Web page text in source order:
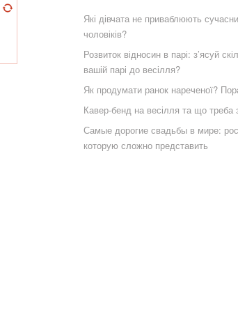
Які дівчата не приваблюють
чоловіків?
Розвиток відносин в парі: з’ясуй
вашій парі до весілля?
Як продумати ранок нареченої?
Кавер-бенд на весілля та що треба
Самые дорогие свадьбы в мире:
которую сложно представить